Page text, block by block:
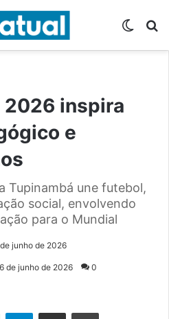
2026 inspira
e
Tupinambá une futebol,
social, envolvendo
para o Mundial
junho de 2026
de junho de 2026 0
Telegram